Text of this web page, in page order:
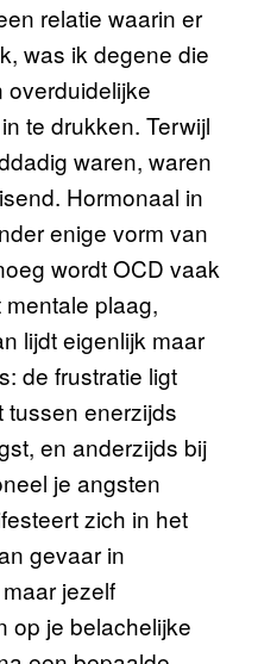
relatie waarin er
was ik degene die
overduidelijke
te drukken. Terwijl
waren, waren
Hormonaal in
enige vorm van
wordt OCD vaak
plaag,
lijdt eigenlijk maar
de frustratie ligt
tussen enerzijds
en anderzijds bij
je angsten
zich in het
gevaar in
jezelf
op je belachelijke